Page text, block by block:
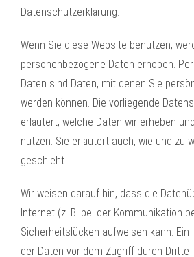
Datenschutzerklärung.
Wenn Sie diese Website benutzen,
personenbezogene Daten erhoben.
Daten sind Daten, mit denen Sie
werden können. Die vorliegende
erläutert, welche Daten wir erheben
nutzen. Sie erläutert auch, wie und zu
geschieht.
Wir weisen darauf hin, dass die
Internet (z. B. bei der Kommunikation
Sicherheitslücken aufweisen kann.
der Daten vor dem Zugriff durch Dritte